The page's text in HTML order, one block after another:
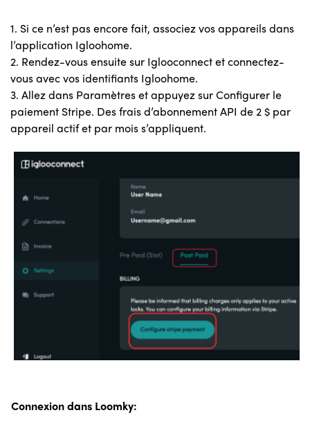
1. Si ce n’est pas encore fait, associez vos appareils dans
l’application Igloohome.
2. Rendez-vous ensuite sur Iglooconnect et connectez-
vous avec vos identifiants Igloohome.
3. Allez dans Paramètres et appuyez sur Configurer le
paiement Stripe. Des frais d’abonnement API de 2 $ par
appareil actif et par mois s’appliquent.
Connexion dans Loomky: